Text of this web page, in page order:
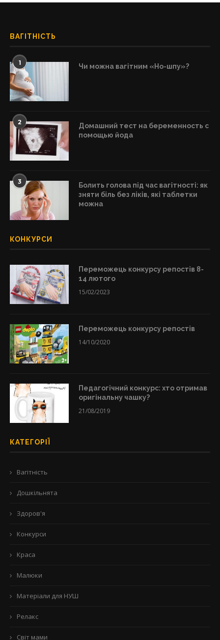
ВАГІТНІСТЬ
1 Чи можна вагітним «Но-шпу»?
2
Домашний тест на беременность с
помощью йода
3
Болить голова під час вагітності: як
зняти біль без ліків, які таблетки
можна
КОНКУРСИ
Переможець конкурсу репостів 8-
14 лютого
15/02/2023
Переможець конкурсу репостів
14/10/2020
Педагогічний конкурс: хто отримав
оригінальну чашку?
21/08/2019
КАТЕГОРІЇ
Вагітність
Дошкільнята
Здоров'я
Конкурси
Краса
Малюки
Матеріали для НУШ
Релакс
Світ мами